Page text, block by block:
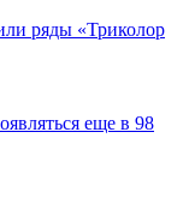
ряды «Триколор
еще в 98